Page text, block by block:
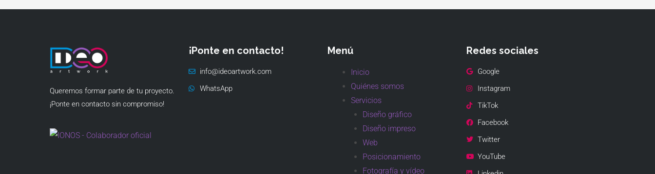
Queremos formar parte de tu proyecto.
¡Ponte en contacto sin compromiso!
¡Ponte en contacto!
info@ideoartwork.com
WhatsApp
Menú
Inicio
Quiénes somos
Servicios
Diseño gráfico
Diseño impreso
Web
Posicionamiento
Fotografía y vídeo
Redes sociales
Google
Instagram
TikTok
Facebook
Twitter
YouTube